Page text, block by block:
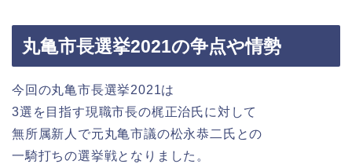
丸亀市長選挙2021の争点や情勢
今回の丸亀市長選挙2021は
3選を目指す現職市長の梶正治氏に対して
無所属新人で元丸亀市議の松永恭二氏との
一騎打ちの選挙戦となりました。